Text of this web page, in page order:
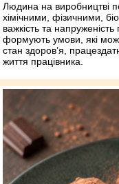
Людина на виробництві
хімічними, фізичними,
важкість та
формують умови, які
стан здоров’я,
життя працівника.